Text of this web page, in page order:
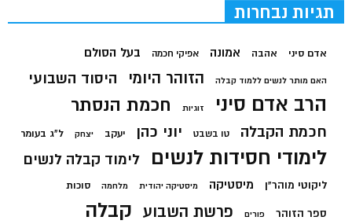
תגיות נבחרות
אדם סיני אהבה אמונה אפיקי חכמה בעל הסולם
האם מותר לנשים ללמוד קבלה הזוהר היומי היסוד השבועי
הרב אדם סיני זוגיות חכמת הנסתר
חכמת הקבלה טו בשבט יוני כהן יעקב יצחק ל"ג בעומר
לימודי חסידות לנשים לימוד קבלה לנשים
ליקוטי מוהר"ן מיסטיקה מיסטיקה יהודית מלחמה סוכות
ספר הזוהר פורים פרשת השבוע קבלה